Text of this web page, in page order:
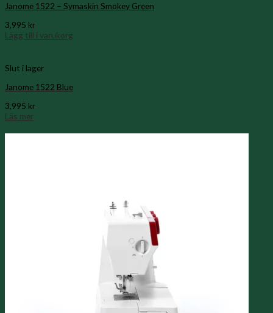
Janome 1522 – Symaskin Smokey Green
3,995 kr
Lägg till i varukorg
Slut i lager
Janome 1522 Blue
3,995 kr
Läs mer